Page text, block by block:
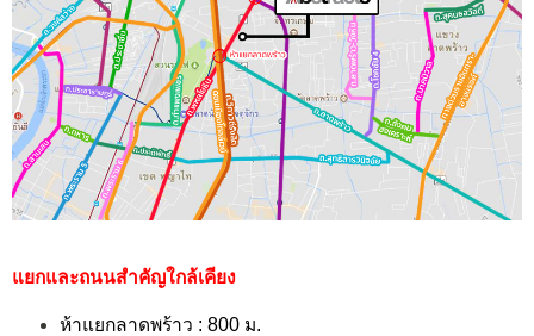
แยกและถนนสำคัญใกล้เคียง
ห้าแยกลาดพร้าว : 800 ม.